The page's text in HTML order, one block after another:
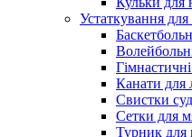
Устаткування для
Канати для
Свистки
Сетки для
Турник для